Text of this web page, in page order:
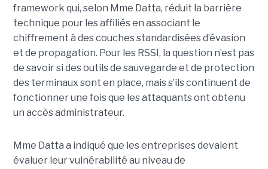
framework qui, selon Mme Datta, réduit la barrière
technique pour les affiliés en associant le
chiffrement à des couches standardisées d’évasion
et de propagation. Pour les RSSI, la question n’est pas
de savoir si des outils de sauvegarde et de protection
des terminaux sont en place, mais s’ils continuent de
fonctionner une fois que les attaquants ont obtenu
un accès administrateur.
Mme Datta a indiqué que les entreprises devaient
évaluer leur vulnérabilité au niveau de